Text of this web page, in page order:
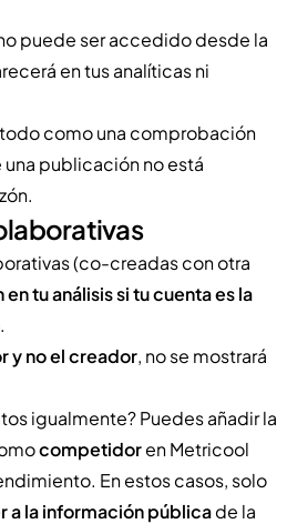
puede ser accedido desde la
en tus analíticas ni
como una comprobación
publicación no está
(co-creadas con otra
tu análisis si tu cuenta es la
.
y no el creador, no se mostrará
igualmente? Puedes añadir la
competidoren Metricool
En estos casos, solo
a la información públicade la